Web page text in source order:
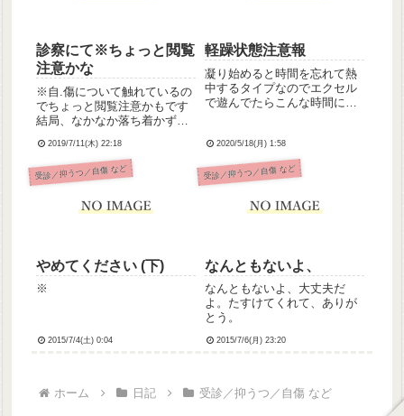
診察にて※ちょっと閲覧
注意かな
※自.傷について触れているの
でちょっと閲覧注意かもです
結局、なかなか落ち着かず、
最悪の手段、「カット」を使
ってしまいました、、まぁそ
のおかげで昨日から通常運転
り傷を見るとすごく落ち着
2019/7/11(木) 22:18
軽躁状態注意報
凝り始めると時間を忘れて熱
中するタイプなのでエクセル
で遊んでたらこんな時間にな
平気でテンションが高めにな
ってきてるし、買い物も増え
てきてるので、軽躁状態かも
です(いまの診断は統合失調症
2020/5/18(月) 1:58
受診／抑うつ／自傷 など
やめてください (下)
※
2015/7/4(土) 0:04
受診／抑うつ／自傷 など
なんともないよ、
なんともないよ、大丈夫だ
よ。たすけてくれて、ありが
とう。
2015/7/6(月) 23:20
ホーム 日記 受診／抑うつ／自傷 など